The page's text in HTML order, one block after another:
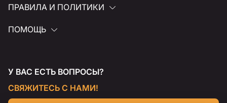
ПРАВИЛА И ПОЛИТИКИ
ПОМОЩЬ
У ВАС ЕСТЬ ВОПРОСЫ?
СВЯЖИТЕСЬ С НАМИ!